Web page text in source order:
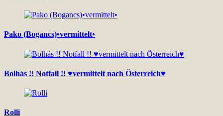
Pako (Bogancs)•vermittelt•
Bolhás !! Notfall !! ♥vermittelt nach Österreich♥
Rolli